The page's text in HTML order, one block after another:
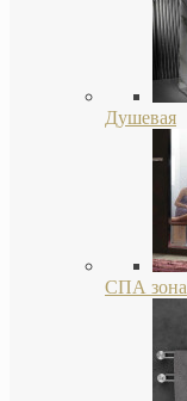
Душевая
СПА зона